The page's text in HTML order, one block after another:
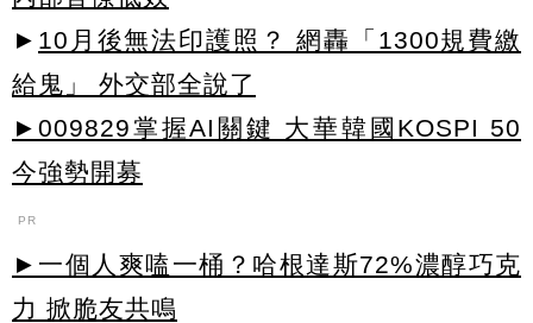
► 10月後無法印護照？ 網轟「1300規費繳
給鬼」 外交部全說了
►009829掌握AI關鍵 大華韓國KOSPI 50
今強勢開募
PR
►一個人爽嗑一桶？哈根達斯72%濃醇巧克
力 掀脆友共鳴